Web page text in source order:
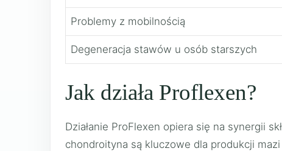
Problemy z mobilnością
Degeneracja stawów u osób starszych
Jak działa Proflexen?
Działanie ProFlexen opiera się na synergii
chondroityna są kluczowe dla produkcji